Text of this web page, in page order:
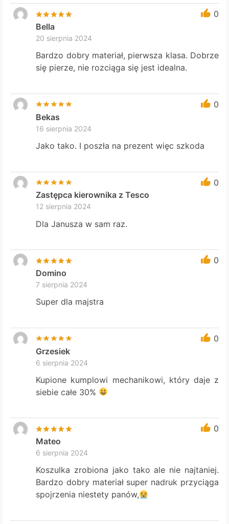
0
Bella
20 sierpnia 2024
Bardzo dobry materiał, pierwsza klasa. Dobrze
się pierze, nie rozciąga się jest idealna.
0
Bekas
16 sierpnia 2024
Jako tako. I poszła na prezent więc szkoda
0
Zastępca kierownika z Tesco
12 sierpnia 2024
Dla Janusza w sam raz.
0
Domino
7 sierpnia 2024
Super dla majstra
0
Grzesiek
6 sierpnia 2024
Kupione kumplowi mechanikowi, który daje z
siebie całe 30%
0
Mateo
6 sierpnia 2024
Koszulka zrobiona jako tako ale nie najtaniej.
Bardzo dobry materiał super nadruk przyciąga
spojrzenia niestety panów,